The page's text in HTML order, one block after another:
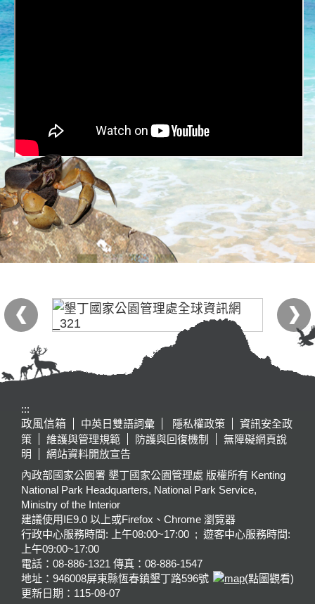
:::
政風信箱
中英日雙語詞彙 隱私權政策
資訊安全政
策
維護與管理規範 防護與回復機制
無障礙網頁說
明
網站資料開放宣告
內政部國家公園署 墾丁國家公園管理處 版權所有 Kenting
National Park Headquarters, National Park Service,
Ministry of the Interior
建議使用IE9.0 以上或Firefox、Chrome 瀏覽器
行政中心服務時間: 上午08:00~17:00 ; 遊客中心服務時間:
上午09:00~17:00
電話：08-886-1321 傳真：08-886-1547
地址：946008屏東縣恆春鎮墾丁路596號
(點圖觀看)
更新日期： 115-08-07